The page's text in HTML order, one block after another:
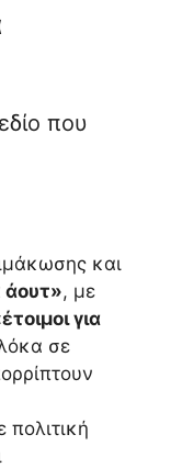
που
και
άουτ», με
έτοιμοι για
σε